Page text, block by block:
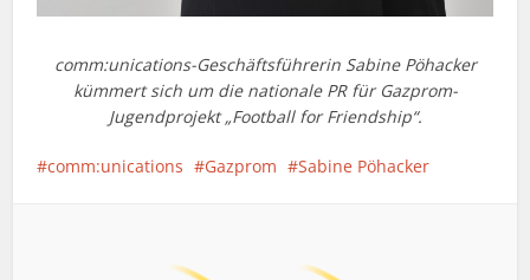
comm:unications-Geschäftsführerin Sabine Pöhacker
kümmert sich um die nationale PR für Gazprom-
Jugendprojekt „Football for Friendship“.
comm:unications Gazprom Sabine Pöhacker